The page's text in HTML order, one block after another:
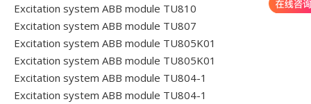
Excitation system ABB module TU810
Excitation system ABB module TU807
Excitation system ABB module TU805K01
Excitation system ABB module TU805K01
Excitation system ABB module TU804-1
Excitation system ABB module TU804-1